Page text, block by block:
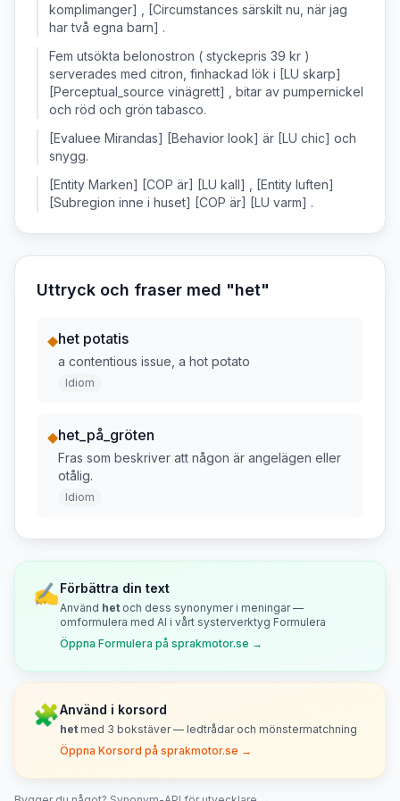
komplimanger] , [Circumstances särskilt nu, när jag
har två egna barn] .
Fem utsökta belonostron ( styckepris 39 kr )
serverades med citron, finhackad lök i [LU skarp]
[Perceptual_source vinägrett] , bitar av pumpernickel
och röd och grön tabasco.
[Evaluee Mirandas] [Behavior look] är [LU chic] och
snygg.
[Entity Marken] [COP är] [LU kall] , [Entity luften]
[Subregion inne i huset] [COP är] [LU varm] .
Uttryck och fraser med "het"
◆het potatis
a contentious issue, a hot potato
Idiom
◆het_på_gröten
Fras som beskriver att någon är angelägen eller
otålig.
Idiom
✍️Förbättra din text
Använd het och dess synonymer i meningar —
omformulera med AI i vårt systerverktyg Formulera
Öppna Formulera på sprakmotor.se →
🧩Använd i korsord
het med 3 bokstäver — ledtrådar och mönstermatchning
Öppna Korsord på sprakmotor.se →